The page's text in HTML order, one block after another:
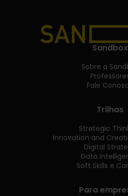
Sandbox
Sobre a
Fale
Trilhas
Strategic
Innovation and
Digital
Data
Soft Skills e
Para